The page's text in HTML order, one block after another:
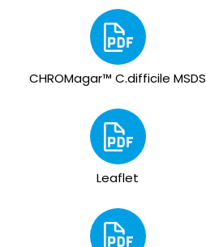
CHROMagar™ C.difficile MSDS
Leaflet